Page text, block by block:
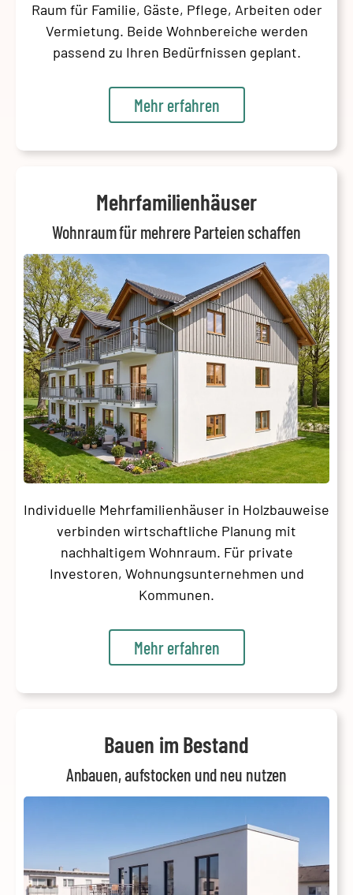
Raum für Familie, Gäste, Pflege, Arbeiten oder
Vermietung. Beide Wohnbereiche werden
passend zu Ihren Bedürfnissen geplant.
Mehr erfahren
Mehrfamilienhäuser
Wohnraum für mehrere Parteien schaffen
Individuelle Mehrfamilienhäuser in Holzbauweise
verbinden wirtschaftliche Planung mit
nachhaltigem Wohnraum. Für private
Investoren, Wohnungsunternehmen und
Kommunen.
Mehr erfahren
Bauen im Bestand
Anbauen, aufstocken und neu nutzen